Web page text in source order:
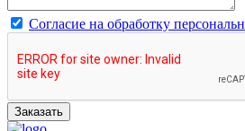
Согласие на обработку
Заказать